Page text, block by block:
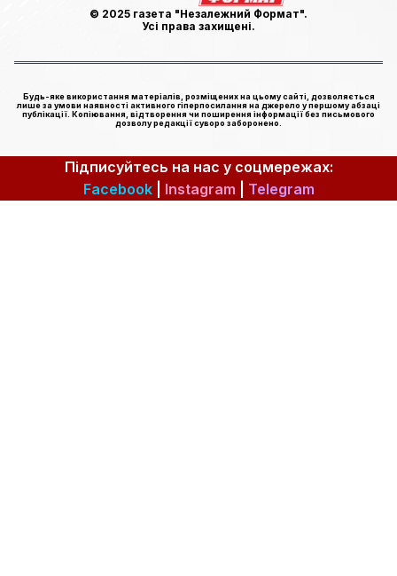
© 2025 газета "Незалежний Формат".
Усі права захищені.
Будь-яке використання матеріалів, розміщених на цьому сайті, дозволяється
лише за умови наявності активного гіперпосилання на джерело у першому абзаці
публікації. Копіювання, відтворення чи поширення інформації без письмового
дозволу редакції суворо заборонено.
Підписуйтесь на нас у соцмережах:
Facebook| Instagram Telegram